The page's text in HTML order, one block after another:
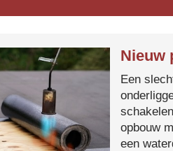
Nieuw
Een
opbouw
een